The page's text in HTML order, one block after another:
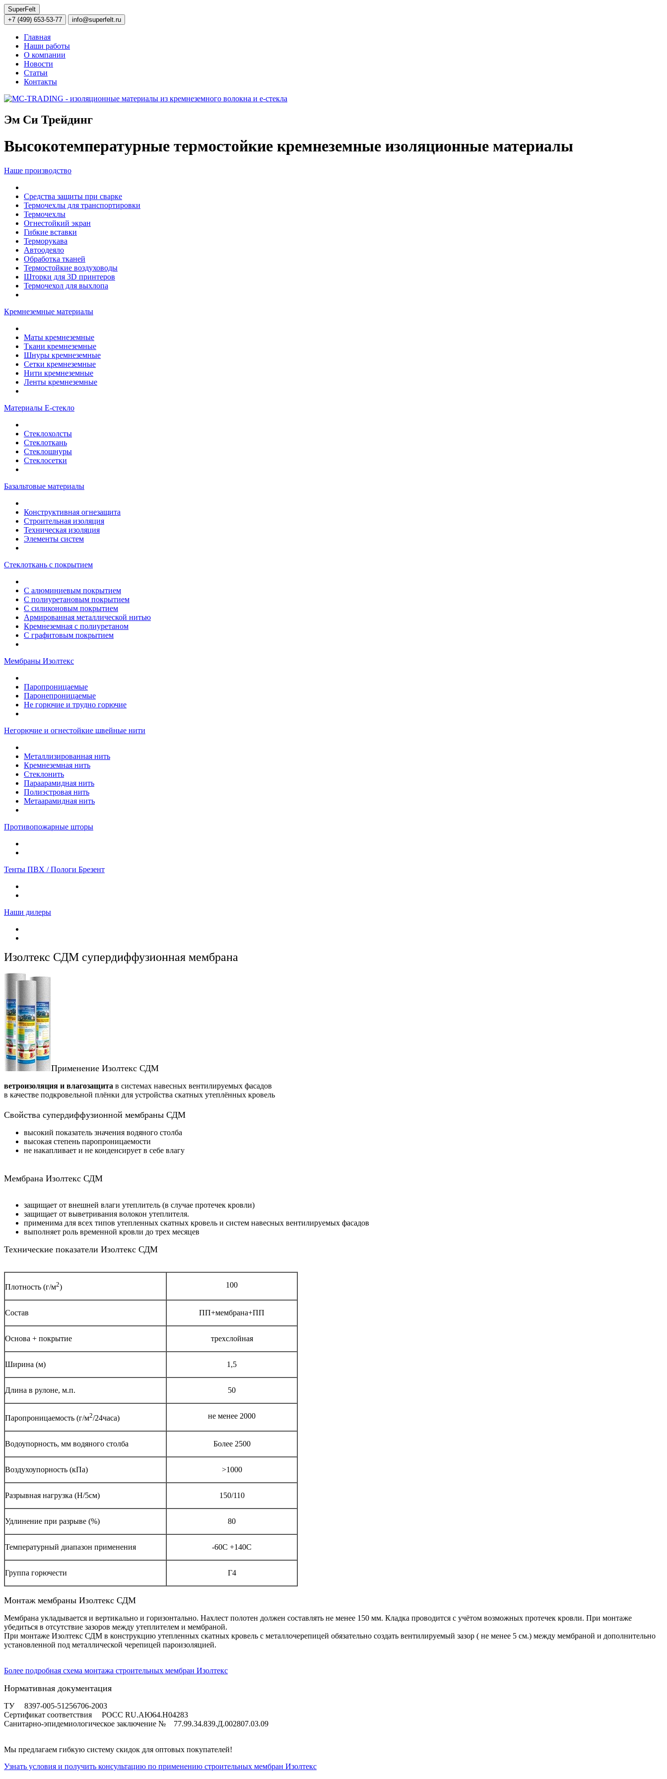
SuperFelt
+7 (499) 653-53-77
info@superfelt.ru
Главная
Наши работы
О компании
Новости
Статьи
Контакты
Эм Си Трейдинг
Высокотемпературные термостойкие кремнеземные изоляционные материалы
Наше производство
Средства защиты при сварке
Термочехлы для транспортировки
Термочехлы
Огнестойкий экран
Гибкие вставки
Терморукава
Автоодеяло
Обработка тканей
Термостойкие воздуховоды
Шторки для 3D принтеров
Термочехол для выхлопа
Кремнеземные материалы
Маты кремнеземные
Ткани кремнеземные
Шнуры кремнеземные
Сетки кремнеземные
Нити кремнеземные
Ленты кремнеземные
Материалы Е-стекло
Стеклохолсты
Стеклоткань
Стеклошнуры
Стеклосетки
Базальтовые материалы
Конструктивная огнезащита
Строительная изоляция
Техническая изоляция
Элементы систем
Стеклоткань с покрытием
С алюминиевым покрытием
С полиуретановым покрытием
С силиконовым покрытием
Армированная металлической нитью
Кремнеземная с полиуретаном
С графитовым покрытием
Мембраны Изолтекс
Паропроницаемые
Паронепроницаемые
Не горючие и трудно горючие
Негорючие и огнестойкие швейные нити
Металлизированная нить
Кремнеземная нить
Стеклонить
Параарамидная нить
Полиэстровая нить
Метаарамидная нить
Противопожарные шторы
Тенты ПВХ / Пологи Брезент
Наши дилеры
Изолтекс СДМ супердиффузионная мембрана
Применение Изолтекс СДМ
ветроизоляция и влагозащита в системах навесных вентилируемых фасадов
в качестве подкровельной плёнки для устройства скатных утеплённых кровель
Свойства супердиффузионной мембраны СДМ
высокий показатель значения водяного столба
высокая степень паропроницаемости
не накапливает и не конденсирует в себе влагу
Мембрана Изолтекс СДМ
защищает от внешней влаги утеплитель (в случае протечек кровли)
защищает от выветривания волокон утеплителя.
применима для всех типов утепленных скатных кровель и систем навесных вентилируемых фасадов
выполняет роль временной кровли до трех месяцев
Технические показатели Изолтекс СДМ
Плотность (г/м2) 100
Состав ПП+мембрана+ПП
Основа + покрытие трехслойная
Ширина (м) 1,5
Длина в рулоне, м.п. 50
Паропроницаемость (г/м2/24часа) не менее 2000
Водоупорность, мм водяного столба Более 2500
Воздухоупорность (кПа) >1000
Разрывная нагрузка (Н/5см) 150/110
Удлинение при разрыве (%) 80
Температурный диапазон применения -60С +140С
Группа горючести Г4
Монтаж мембраны Изолтекс СДМ
Мембрана укладывается и вертикально и горизонтально. Нахлест полотен должен составлять не менее 150 мм. Кладка проводится с учётом возможных протечек кровли. При монтаже
убедиться в отсутствие зазоров между утеплителем и мембраной.
При монтаже Изолтекс СДМ в конструкцию утепленных скатных кровель с металлочерепицей обязательно создать вентилируемый зазор ( не менее 5 см.) между мембраной и дополнительно
установленной под металлической черепицей пароизоляцией.
Более подробная схема монтажа строительных мембран Изолтекс
Нормативная документация
ТУ 8397-005-51256706-2003
Сертификат соответствия РОСС RU.AЮ64.H04283
Санитарно-эпидемиологическое заключение № 77.99.34.839.Д.002807.03.09
Мы предлагаем гибкую систему скидок для оптовых покупателей!
Узнать условия и получить консультацию по применению строительных мембран Изолтекс